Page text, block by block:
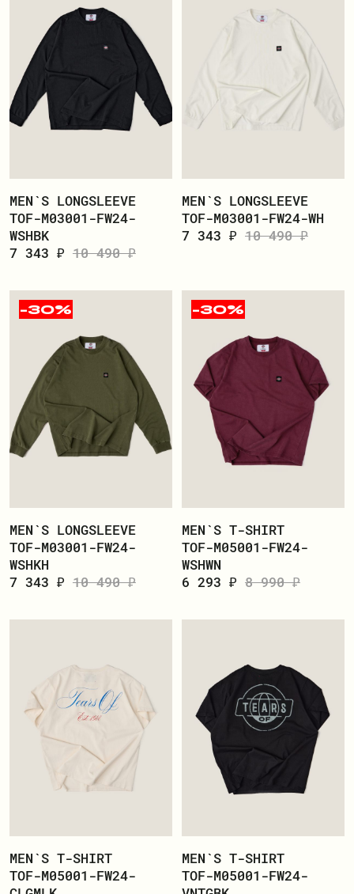
MEN`S LONGSLEEVE
TOF-M03001-FW24-
WSHBK
7 343 ₽ 10 490 ₽
MEN`S LONGSLEEVE
TOF-M03001-FW24-WH
7 343 ₽ 10 490 ₽
-30%
MEN`S LONGSLEEVE
TOF-M03001-FW24-
WSHKH
7 343 ₽ 10 490 ₽
-30%
MEN`S T-SHIRT
TOF-M05001-FW24-
WSHWN
6 293 ₽ 8 990 ₽
MEN`S T-SHIRT
TOF-M05001-FW24-
MEN`S T-SHIRT
TOF-M05001-FW24-